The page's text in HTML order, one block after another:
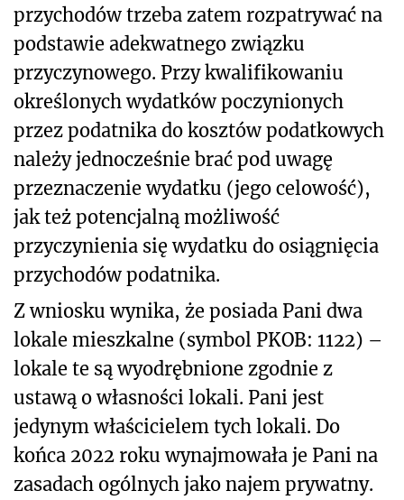
przychodów trzeba zatem rozpatrywać na
podstawie adekwatnego związku
przyczynowego. Przy kwalifikowaniu
określonych wydatków poczynionych
przez podatnika do kosztów podatkowych
należy jednocześnie brać pod uwagę
przeznaczenie wydatku (jego celowość),
jak też potencjalną możliwość
przyczynienia się wydatku do osiągnięcia
przychodów podatnika.
Z wniosku wynika, że posiada Pani dwa
lokale mieszkalne (symbol PKOB: 1122) –
lokale te są wyodrębnione zgodnie z
ustawą o własności lokali. Pani jest
jedynym właścicielem tych lokali. Do
końca 2022 roku wynajmowała je Pani na
zasadach ogólnych jako najem prywatny.